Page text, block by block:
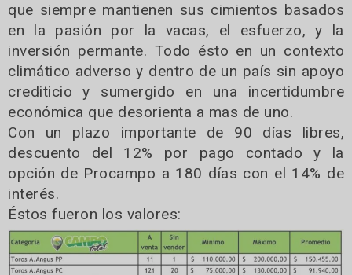
que siempre mantienen sus cimientos basados
en la pasión por la vacas, el esfuerzo, y la
inversión permante. Todo ésto en un contexto
climático adverso y dentro de un país sin apoyo
crediticio y sumergido en una incertidumbre
económica que desorienta a mas de uno.
Con un plazo importante de 90 días libres,
descuento del 12% por pago contado y la
opción de Procampo a 180 días con el 14% de
interés.
Éstos fueron los valores: